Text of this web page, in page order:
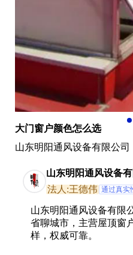
大门窗户颜色怎么选
山东明阳通风设备有限公司
山东明阳通风设备有
法人:王德伟 通过真实
山东明阳通风设备有限
省聊城市，主营屋顶窗
样，权威可靠。